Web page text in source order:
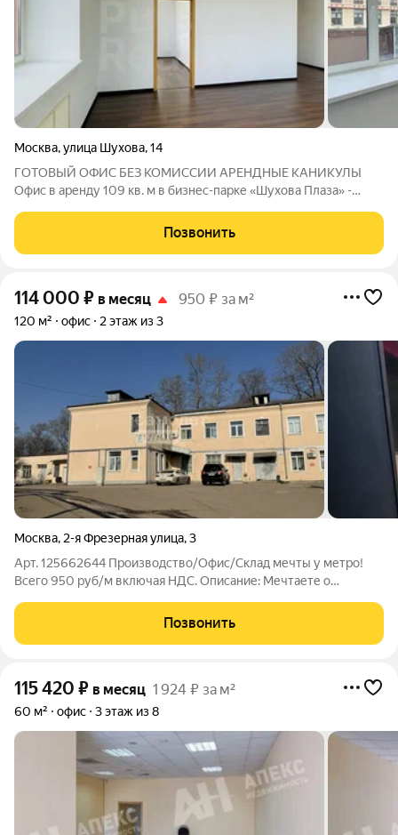
Москва,улица Шухова,14
ГОТОВЫЙ ОФИС БЕЗ КОМИССИИ АРЕНДНЫЕ КАНИКУЛЫ
Офис в аренду 109 кв. м в бизнес-парке «Шухова Плаза» -
руб./месяц. УСН. Все включено (НДС 5%, эксплуатационные
платежи). Коммунальные расходы - по
Позвонить
114 000 ₽ в месяц 950 ₽ за м²
120 м² офис 2 этаж из 3
Москва, 2-я Фрезерная улица,3
Арт. 125662644 Производство/Офис/Склад мечты у метро!
Всего 950 руб/м включая НДС. Описание: Мечтаете о
его реальным! Сдается супер-склад и цех в пешей доступности
от метро! Забудьте о пробках и
Позвонить
115 420 ₽ в месяц 1 924 ₽ за м²
60 м² офис 3 этаж из 8